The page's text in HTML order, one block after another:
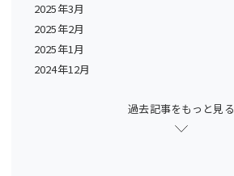
2025年3月
2025年2月
2025年1月
2024年12月
過去記事をもっと見る